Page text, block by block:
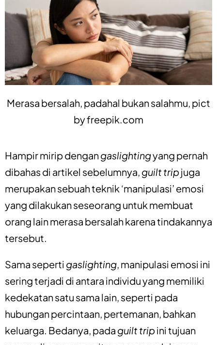
Merasa bersalah, padahal bukan salahmu, pict
byfreepik.com
Hampir mirip dengangaslightingyang pernah
dibahas di artikel sebelumnya, guilt tripjuga
merupakan sebuah teknik ‘manipulasi’ emosi
yang dilakukan seseorang untuk membuat
orang lain merasa bersalah karena tindakannya
tersebut.
Sama seperti gaslighting, manipulasi emosi ini
sering terjadi di antara individu yang memiliki
kedekatan satu sama lain, seperti pada
hubungan percintaan, pertemanan, bahkan
keluarga. Bedanya, pada guilt tripini tujuan